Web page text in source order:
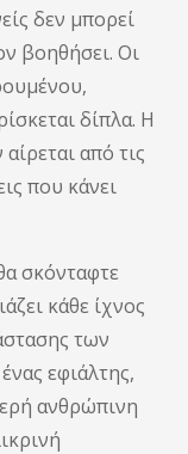
δεν μπορεί
βοηθήσει. Οι
δίπλα. Η
από τις
που κάνει
σκόνταφτε
κάθε ίχνος
των
εφιάλτης,
ανθρώπινη